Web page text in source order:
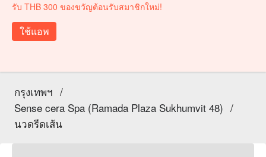
รับ THB 300 ของขวัญต้อนรับสมาชิกใหม่!
ใช้แอพ
กรุงเทพฯ /
Sense cera Spa (Ramada Plaza Sukhumvit 48) /
นวดรีดเส้น